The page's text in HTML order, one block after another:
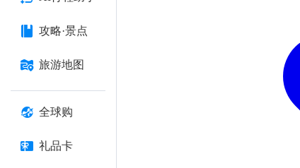
攻略·景点
旅游地图
全球购
礼品卡